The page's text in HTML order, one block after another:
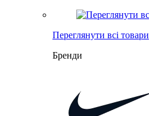
Переглянути всі товари
Бренди